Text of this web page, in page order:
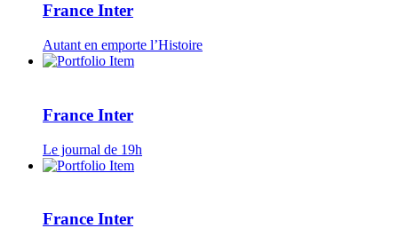
France Inter
Autant en emporte l’Histoire
France Inter
Le journal de 19h
France Inter